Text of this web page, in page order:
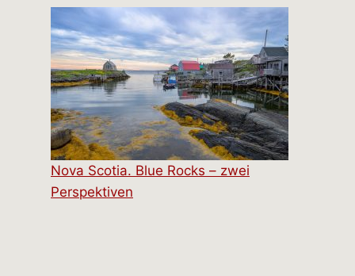
Nova Scotia. Blue Rocks – zwei
Perspektiven